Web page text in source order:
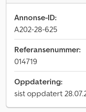
Annonse-ID:
A202-28-625
Referansenummer:
014719
Oppdatering:
sist oppdatert